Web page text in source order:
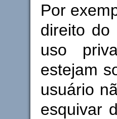
Por
direito do
uso
estejam
usuário
esquivar